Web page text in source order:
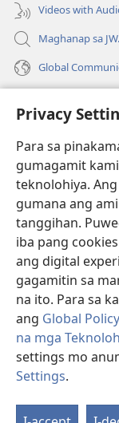
Privacy
Para sa
gumagamit
teknolohiya.
gumana ang
tanggihan.
iba pang
ang digital
gagamitin sa
na ito. Para sa
ang Global
na mga
settings mo
Settings.
Videos with
Maghanap sa
Global
(may
na
bagong
window)
Watchtower
(may
bubukas
na
bagong
window)
JW Hub ®
(may
bubukas
bagong
window)
JW Library ®
Watchtower
Copyright© 2026
KASUNDUAN SA